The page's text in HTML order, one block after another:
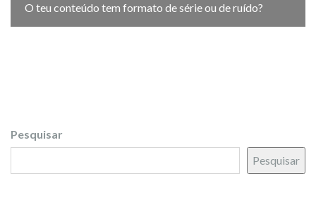
O teu conteúdo tem formato de série ou de ruído?
Pesquisar
Pesquisar